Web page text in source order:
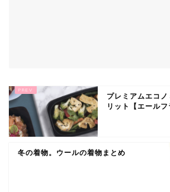
プレミアムエコ
リット【エールフ
冬の着物。ウールの着物まとめ